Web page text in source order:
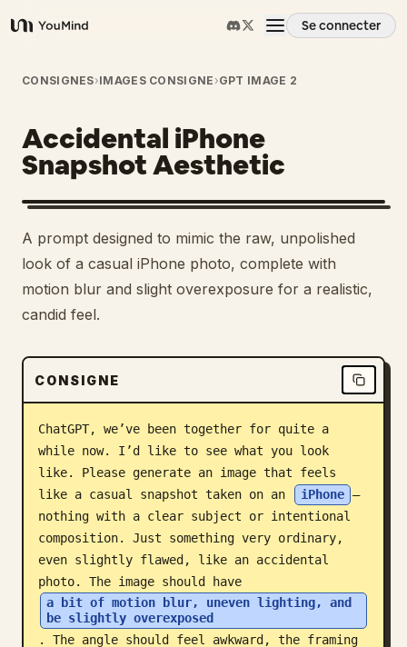
YouMind
Se connecter
Aperçu
Cas d'usage
Compétences
Invites
Tarifs
Télécharger
Blog
Mises à jour
CONSIGNES›IMAGES CONSIGNE ›GPT IMAGE 2
Accidental iPhone
Snapshot Aesthetic
A prompt designed to mimic the raw, unpolished
look of a casual iPhone photo, complete with
motion blur and slight overexposure for a realistic,
candid feel.
CONSIGNE
ChatGPT, we’ve been together for quite a
while now. I’d like to see what you look
like. Please generate an image that feels
like a casual snapshot taken on an
iPhone —
nothing with a clear subject or intentional
composition. Just something very ordinary,
even slightly flawed, like an accidental
photo. The image should have
a bit of motion blur, uneven lighting, and
be slightly overexposed
. The angle should feel awkward, the framing